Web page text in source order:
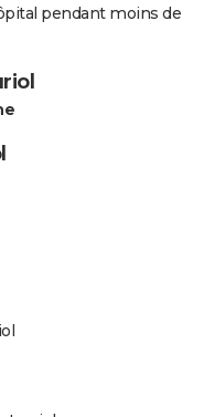
pendant moins de